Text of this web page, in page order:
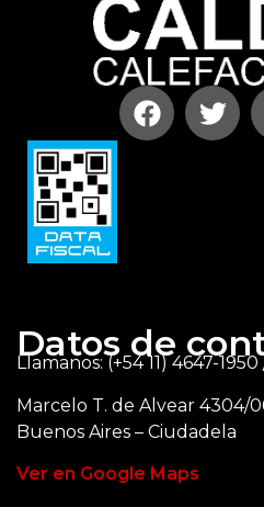
Datos de
Llamanos: (+54 11) 4647-
Marcelo T. de Alvear 4304/
Buenos Aires – Ciudadela
Ver en Google Maps